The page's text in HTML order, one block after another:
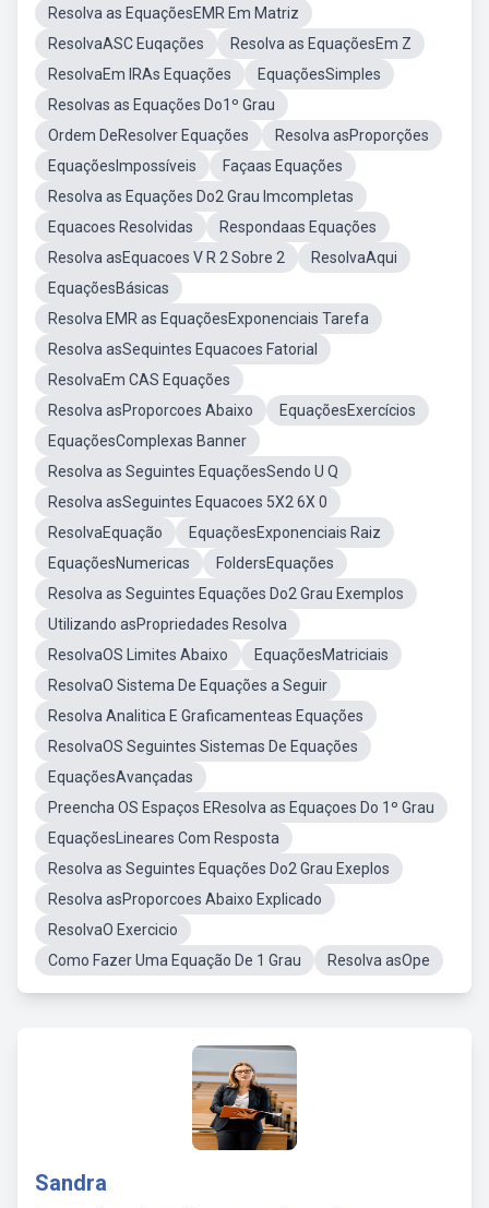
Resolva as EquaçõesEMR Em Matriz
ResolvaASC Euqações
Resolva as EquaçõesEm Z
ResolvaEm IRAs Equações
EquaçõesSimples
Resolvas as Equações Do1º Grau
Ordem DeResolver Equações
Resolva asProporções
EquaçõesImpossíveis
Façaas Equações
Resolva as Equações Do2 Grau Imcompletas
Equacoes Resolvidas
Respondaas Equações
Resolva asEquacoes V R 2 Sobre 2
ResolvaAqui
EquaçõesBásicas
Resolva EMR as EquaçõesExponenciais Tarefa
Resolva asSequintes Equacoes Fatorial
ResolvaEm CAS Equações
Resolva asProporcoes Abaixo
EquaçõesExercícios
EquaçõesComplexas Banner
Resolva as Seguintes EquaçõesSendo U Q
Resolva asSeguintes Equacoes 5X2 6X 0
ResolvaEquação
EquaçõesExponenciais Raiz
EquaçõesNumericas
FoldersEquações
Resolva as Seguintes Equações Do2 Grau Exemplos
Utilizando asPropriedades Resolva
ResolvaOS Limites Abaixo
EquaçõesMatriciais
ResolvaO Sistema De Equações a Seguir
Resolva Analitica E Graficamenteas Equações
ResolvaOS Seguintes Sistemas De Equações
EquaçõesAvançadas
Preencha OS Espaços EResolva as Equaçoes Do 1º Grau
EquaçõesLineares Com Resposta
Resolva as Seguintes Equações Do2 Grau Exeplos
Resolva asProporcoes Abaixo Explicado
ResolvaO Exercicio
Como Fazer Uma Equação De 1 Grau
Resolva asOpe
Sandra